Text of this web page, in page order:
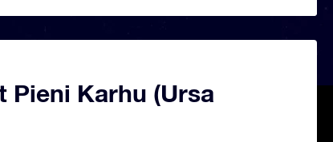
Pieni Karhu (Ursa